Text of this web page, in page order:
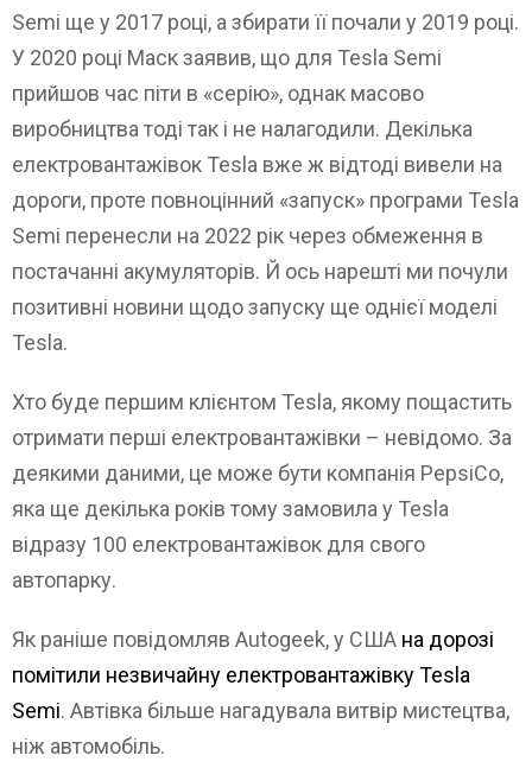
Semi ще у 2017 році, а збирати її почали у 2019 році.
У 2020 році Маск заявив, що для Tesla Semi
прийшов час піти в «серію», однак масово
виробництва тоді так і не налагодили. Декілька
електровантажівок Tesla вже ж відтоді вивели на
дороги, проте повноцінний «запуск» програми Tesla
Semi перенесли на 2022 рік через обмеження в
постачанні акумуляторів. Й ось нарешті ми почули
позитивні новини щодо запуску ще однієї моделі
Tesla.
Хто буде першим клієнтом Tesla, якому пощастить
отримати перші електровантажівки – невідомо. За
деякими даними, це може бути компанія PepsiCo,
яка ще декілька років тому замовила у Tesla
відразу 100 електровантажівок для свого
автопарку.
Як раніше повідомляв Autogeek, у США на дорозі
помітили незвичайну електровантажівку Tesla
Semi. Автівка більше нагадувала витвір мистецтва,
ніж автомобіль.